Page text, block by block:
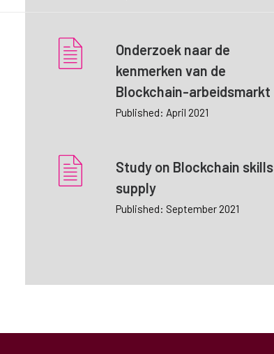
Onderzoek naar de
kenmerken van de
Blockchain-arbeidsmarkt
Published: April 2021
Study on Blockchain skills
supply
Published: September 2021